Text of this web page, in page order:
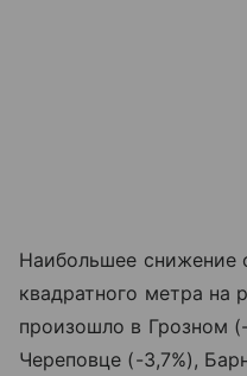
Наибольшее снижение
квадратного метра на
произошло в Грозном
Череповце (-3,7%),